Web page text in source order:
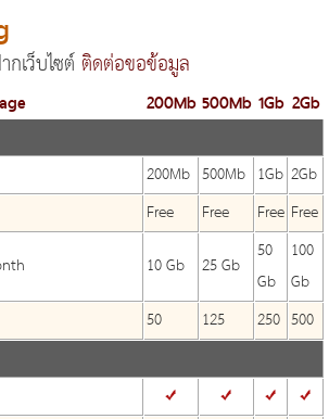
เว็บไซต์ติดต่อขอข้อมูล
200Mb 500Mb 1Gb 2Gb
200Mb 500Mb 1Gb 2Gb
Free Free Free Free
10 Gb 25 Gb
50
Gb
100
Gb
50 125 250 500